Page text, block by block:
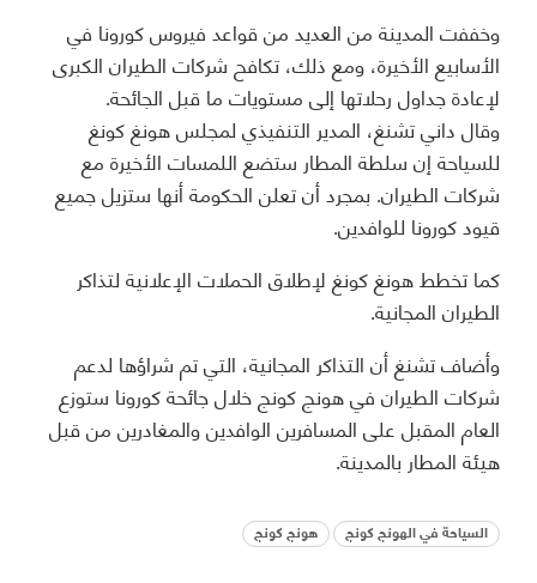
وخففت المدينة من العديد من قواعد فيروس كورونا في
الأسابيع الأخيرة، ومع ذلك، تكافح شركات الطيران الكبرى
لإعادة جداول رحلاتها إلى مستويات ما قبل الجائحة.
وقال داني تشنغ، المدير التنفيذي لمجلس هونغ كونغ
للسياحة إن سلطة المطار ستضع اللمسات الأخيرة مع
شركات الطيران. بمجرد أن تعلن الحكومة أنها ستزيل جميع
قيود كورونا للوافدين.
كما تخطط هونغ كونغ لإطلاق الحملات الإعلانية لتذاكر
الطيران المجانية.
وأضاف تشنغ أن التذاكر المجانية، التي تم شراؤها لدعم
شركات الطيران في هونج كونج خلال جائحة كورونا ستوزع
العام المقبل على المسافرين الوافدين والمغادرين من قبل
هيئة المطار بالمدينة.
السياحة في الهونج كونج هونج كونج